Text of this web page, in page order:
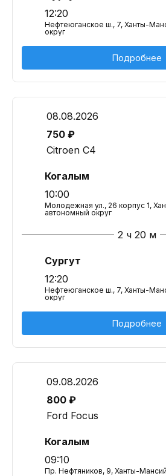
12:20
Нефтеюганское ш., 7, Ханты-
округ
Подробнее
08.08.2026
750 ₽
Citroen C4
Когалым
10:00
Молодежная ул., 26 корпус 1,
автономный округ
2 ч 20 м
Сургут
12:20
Нефтеюганское ш., 7, Ханты-
округ
Подробнее
09.08.2026
800 ₽
Ford Focus
Когалым
09:10
Пр. Нефтяников, 9, Ханты-